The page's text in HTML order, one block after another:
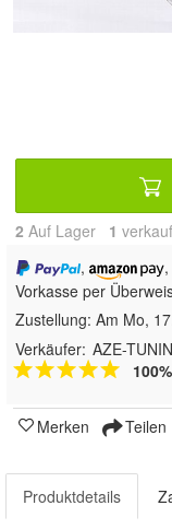
2 Auf Lager 1
,
,
Vorkasse per
Zustellung: Am Mo,
Verkäufer: AZE-
Merken Teilen
Produktdetails